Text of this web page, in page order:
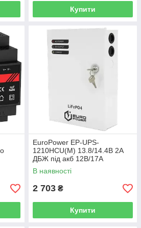
Купити
EuroPower EP-UPS-
1210HCU(M) 13.8/14.4В 2А
ДБЖ під акб 12В/17A
В наявності
2 703 ₴
Купити